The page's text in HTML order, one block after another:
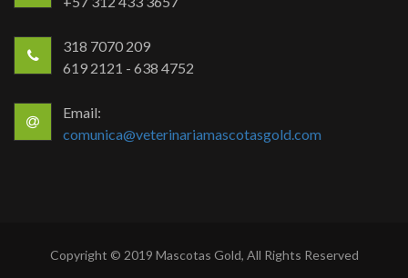
318 7070 209
619 2121 - 638 4752
Email:
comunica@veterinariamascotasgold.com
Copyright © 2019 Mascotas Gold, All Rights Reserved